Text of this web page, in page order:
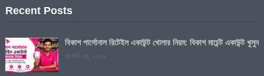
Recent Posts
বিকাশ পার্সোনাল রিটেইল একাউন্ট খোলার নিয়ম: বিকাশ মার্চেন্ট একাউন্ট খুলুন
আগস্ট ০৪, ২০২৬